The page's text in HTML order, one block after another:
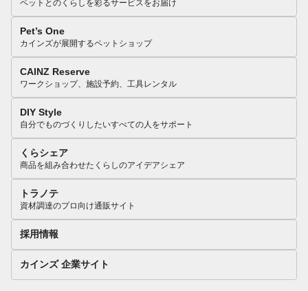
ペットとのくらしを彩るサービスをお届け
Pet’s One
カインズが展開するペットショップ
CAINZ Reserve
ワークショップ、施設予約、工具レンタル
DIY Style
自分でものづくりしたいすべての人をサポート
くらシェア
商品を組み合わせたくらしのアイデアシェア
トラノテ
資材調達のプロ向け通販サイト
採用情報
カインズ 企業サイト